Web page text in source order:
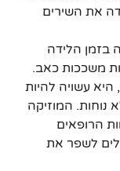
את השירים
בזמן הלידה
משככות כאב.
עשויה להיות
נוחות. המוזיקה
הרופאים
לשפר את